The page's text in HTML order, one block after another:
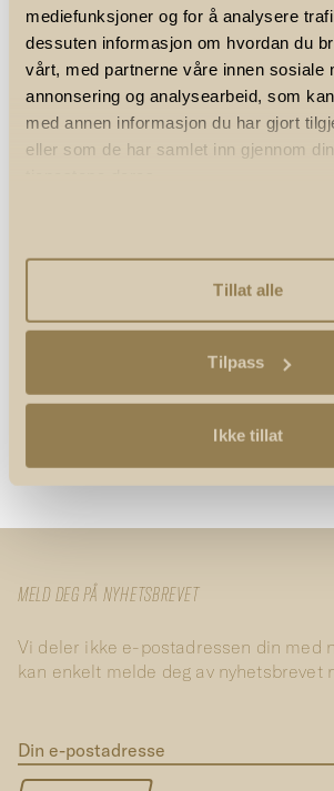
mediefunksjoner og for å analysere
dessuten informasjon om hvordan du
vårt, med partnerne våre innen sosiale
annonsering og analysearbeid, som
med annen informasjon du har gjort
eller som de har samlet inn gjennom
Tillat alle
Tilpass
Ikke tillat
ARRANGØR
MELD DEG PÅ NYHETSBREVET
Vi deler ikke e-postadressen din med
kan enkelt melde deg av nyhetsbrevet
Din e-postadresse